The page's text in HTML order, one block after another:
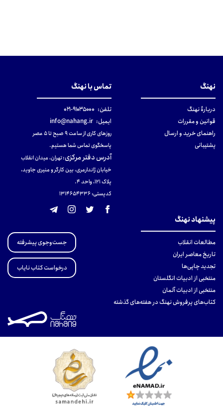
نهنگ
دربارهٔ نهنگ
قوانین و مقررات
راهنمای خرید و ارسال
پشتیبانی
تماس با نهنگ
تلفن: ۹۱۰۳۵۰۰۰-۰۲۱
ایمیل: info@nahang.ir
روزهای کاری از ساعت ۹ صبح تا ۵ عصر
پاسخگوی تماس شما هستیم.
آدرس دفتر مرکزی:تهران، میدان انقلاب
خیابان ژاندارمری، بین کارگر و منیری جاوید،
پلاک 121، واحد ۴.
کدپستی: 131465433۶
پیشنهاد نهنگ
مطالعات انقلاب
تاریخ معاصر ایران
تجدید چاپی‌ها
منتخبی از ادبیات انگلستان
منتخبی از ادبیات آلمان
کتاب‌های پرفروش نهنگ در هفته‌های گذشته
جست‌وجوی پیشرفته
درخواست کتاب نایاب